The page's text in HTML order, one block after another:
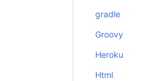
gradle
Groovy
Heroku
Html